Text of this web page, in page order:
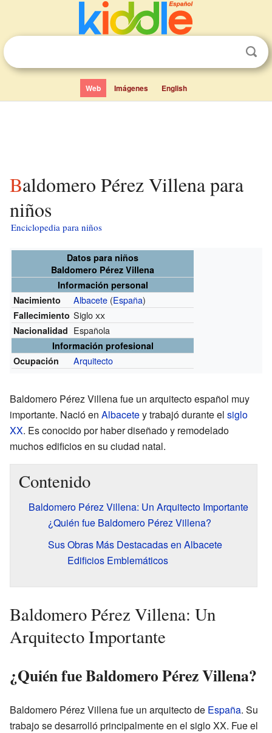
Web Imágenes English
Baldomero Pérez Villena para
niños
Enciclopedia para niños
Datos para niños
Baldomero Pérez Villena
Información personal
Nacimiento
Albacete (España)
Fallecimiento Sigloxx
Nacionalidad Española
Información profesional
Ocupación
Arquitecto
Baldomero Pérez Villena fue un arquitecto español muy
importante. Nació en Albacetey trabajó durante el siglo
XX. Es conocido por haber diseñado y remodelado
muchos edificios en su ciudad natal.
Contenido
Baldomero Pérez Villena: Un Arquitecto Importante
¿Quién fue Baldomero Pérez Villena?
Sus Obras Más Destacadas en Albacete
Edificios Emblemáticos
Baldomero Pérez Villena: Un
Arquitecto Importante
¿Quién fue Baldomero Pérez Villena?
Baldomero Pérez Villena fue un arquitecto de España. Su
trabajo se desarrolló principalmente en el siglo XX. Fue el